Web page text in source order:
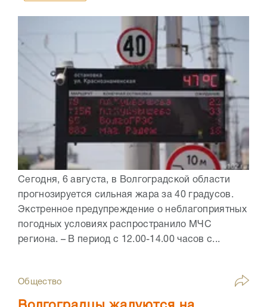
Сегодня, 6 августа, в Волгоградской области
прогнозируется сильная жара за 40 градусов.
Экстренное предупреждение о неблагоприятных
погодных условиях распространило МЧС
региона. – В период с 12.00-14.00 часов с...
Общество